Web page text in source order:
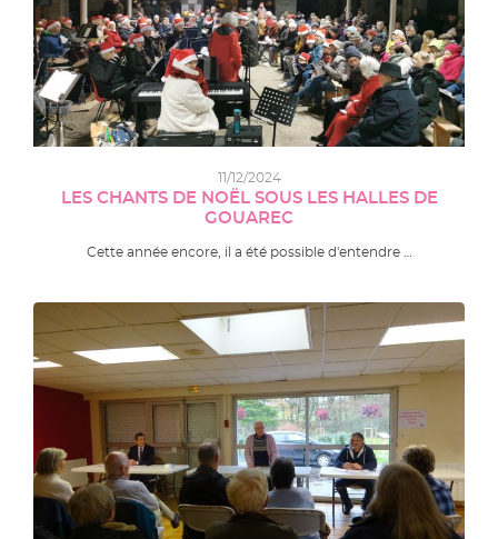
11/12/2024
LES CHANTS DE NOËL SOUS LES HALLES DE
GOUAREC
Cette année encore, il a été possible d'entendre …